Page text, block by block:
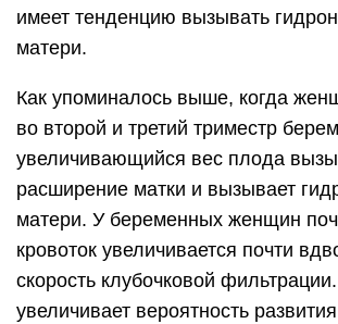
имеет тенденцию вызывать
матери.
Как упоминалось выше, когда
во второй и третий триместр
увеличивающийся вес плода
расширение матки и вызывает
матери. У беременных женщин
кровоток увеличивается почти
скорость клубочковой
увеличивает вероятность развития